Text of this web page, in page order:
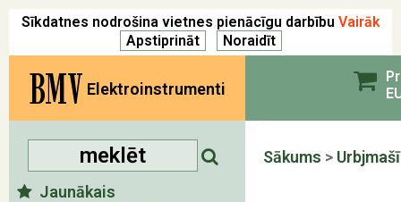
Sīkdatnes nodrošina vietnes pienācīgu darbību Vairāk
BMV Elektroinstrumenti
Jaunākais
Sākums >